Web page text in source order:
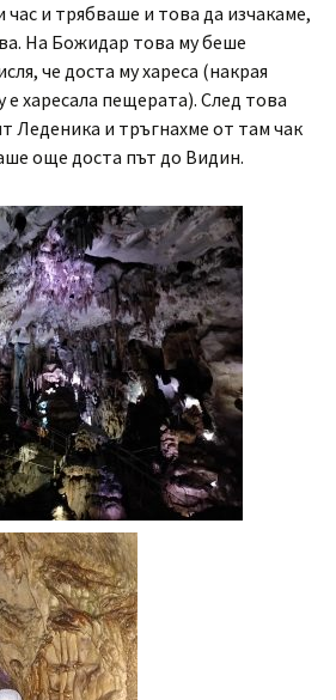
час и трябваше и това да изчакаме,
На Божидар това му беше
че доста му хареса (накрая
е харесала пещерата). След това
Леденика и тръгнахме от там чак
още доста път до Видин.